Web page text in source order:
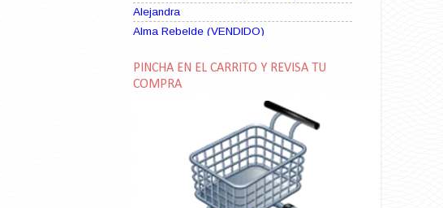
Alejandra
Alma Rebelde (VENDIDO)
Alma en Suplicio (VENDIDO)
Almas Borrascosas
Amame esta Noche (VENDIDO)
Amanda La Paciente Peligrosa
Amarga Victoria
PINCHA EN EL CARRITO Y REVISA TU
COMPRA